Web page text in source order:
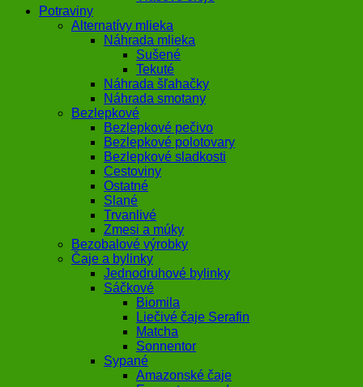
Potraviny
Alternatívy mlieka
Náhrada mlieka
Sušené
Tekuté
Náhrada šľahačky
Náhrada smotany
Bezlepkové
Bezlepkové pečivo
Bezlepkové polotovary
Bezlepkové sladkosti
Cestoviny
Ostatné
Slané
Trvanlivé
Zmesi a múky
Bezobalové výrobky
Čaje a bylinky
Jednodruhové bylinky
Sáčkové
Biomila
Liečivé čaje Serafin
Matcha
Sonnentor
Sypané
Amazonské čaje